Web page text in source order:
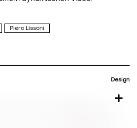
Piero Lissoni
Design